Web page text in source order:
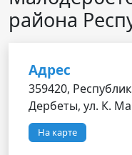
района
Адрес
359420,
Дербеты, ул. К.
На карте